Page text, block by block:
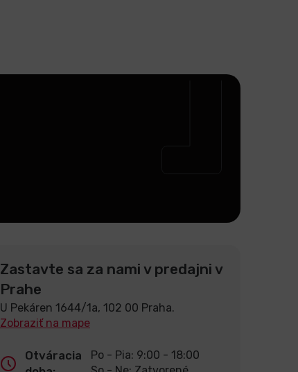
Zastavte sa za nami v predajni v
Prahe
U Pekáren 1644/1a, 102 00 Praha.
Zobraziť na mape
Otváracia
Po - Pia: 9:00 - 18:00